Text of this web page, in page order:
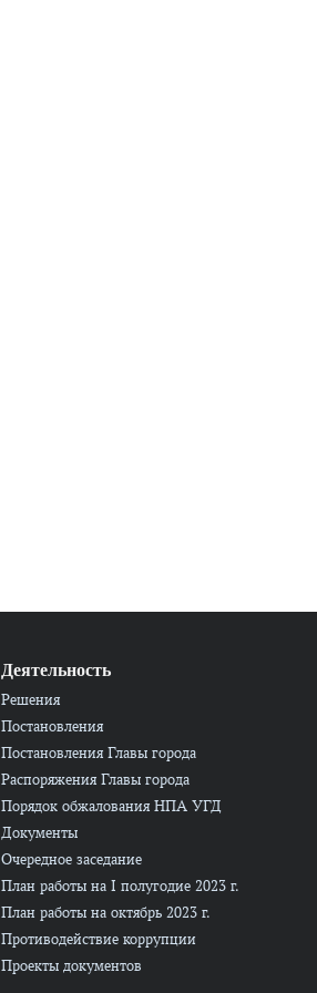
Деятельность
Решения
Постановления
Постановления Главы города
Распоряжения Главы города
Порядок обжалования НПА УГД
Документы
Очередное заседание
План работы на I полугодие 2023 г.
План работы на октябрь 2023 г.
Противодействие коррупции
Проекты документов